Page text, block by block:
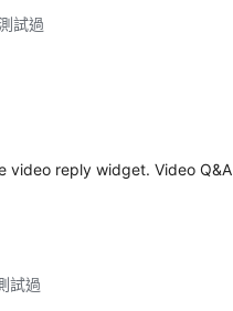
試過
video reply widget. Video Q&A
試過